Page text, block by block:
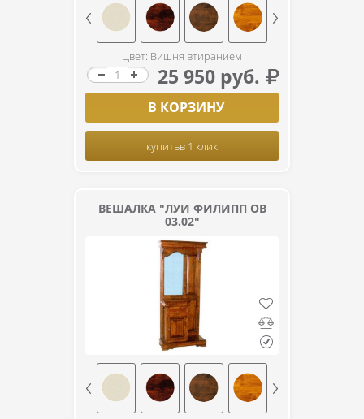
Цвет: Вишня втиранием
25 950 руб.
В КОРЗИНУ
купитьв 1 клик
ВЕШАЛКА "ЛУИ ФИЛИПП ОВ
03.02"